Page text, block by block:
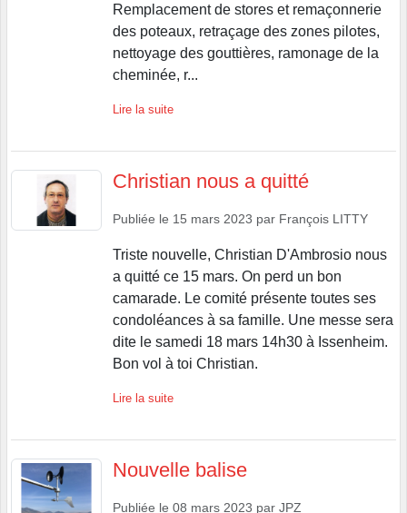
Remplacement de stores et remaçonnerie
des poteaux, retraçage des zones pilotes,
nettoyage des gouttières, ramonage de la
cheminée, r...
Lire la suite
Christian nous a quitté
Publiée le 15 mars 2023 par François LITTY
Triste nouvelle, Christian D'Ambrosio nous
a quitté ce 15 mars. On perd un bon
camarade. Le comité présente toutes ses
condoléances à sa famille. Une messe sera
dite le samedi 18 mars 14h30 à Issenheim.
Bon vol à toi Christian.
Lire la suite
Nouvelle balise
Publiée le 08 mars 2023 par JPZ